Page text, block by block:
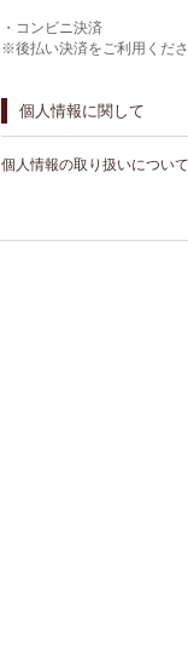
・コンビニ決済
※後払い決済をご利用くださ
個人情報に関して
個人情報の取り扱いについて